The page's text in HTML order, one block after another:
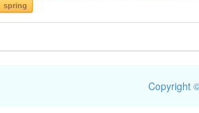
spring
Copyright